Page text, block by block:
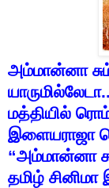
அம்மான்னா
யாருமில்லேடா
மத்தியில்
இளையராஜா
“அம்மான்னா
தமிழ் சினிமா